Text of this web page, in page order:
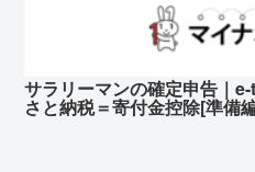
サラリーマンの確定申告｜
さと納税＝寄付金控除[準備